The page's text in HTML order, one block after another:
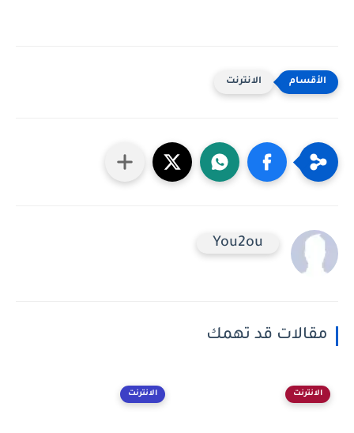
الانترنت
You2ou
مقالات قد تهمك
الانترنت الانترنت